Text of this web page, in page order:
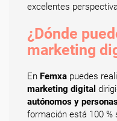
excelentes
¿Dónde
marketing
En Femxa puedes
marketing digital
autónomos y
formación está 100 %